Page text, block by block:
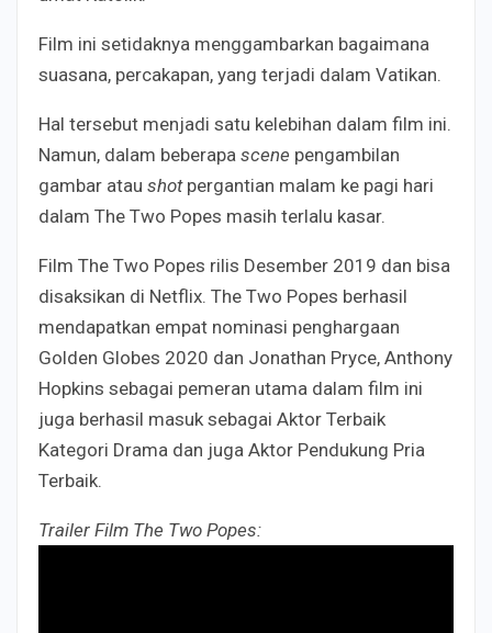
Film ini setidaknya menggambarkan bagaimana
suasana, percakapan, yang terjadi dalam Vatikan.
Hal tersebut menjadi satu kelebihan dalam film ini.
Namun, dalam beberapa scene pengambilan
gambar atau shotpergantian malam ke pagi hari
dalam The Two Popes masih terlalu kasar.
Film The Two Popes rilis Desember 2019 dan bisa
disaksikan di Netflix. The Two Popes berhasil
mendapatkan empat nominasi penghargaan
Golden Globes 2020 dan Jonathan Pryce, Anthony
Hopkins sebagai pemeran utama dalam film ini
juga berhasil masuk sebagai Aktor Terbaik
Kategori Drama dan juga Aktor Pendukung Pria
Terbaik.
Trailer Film The Two Popes: